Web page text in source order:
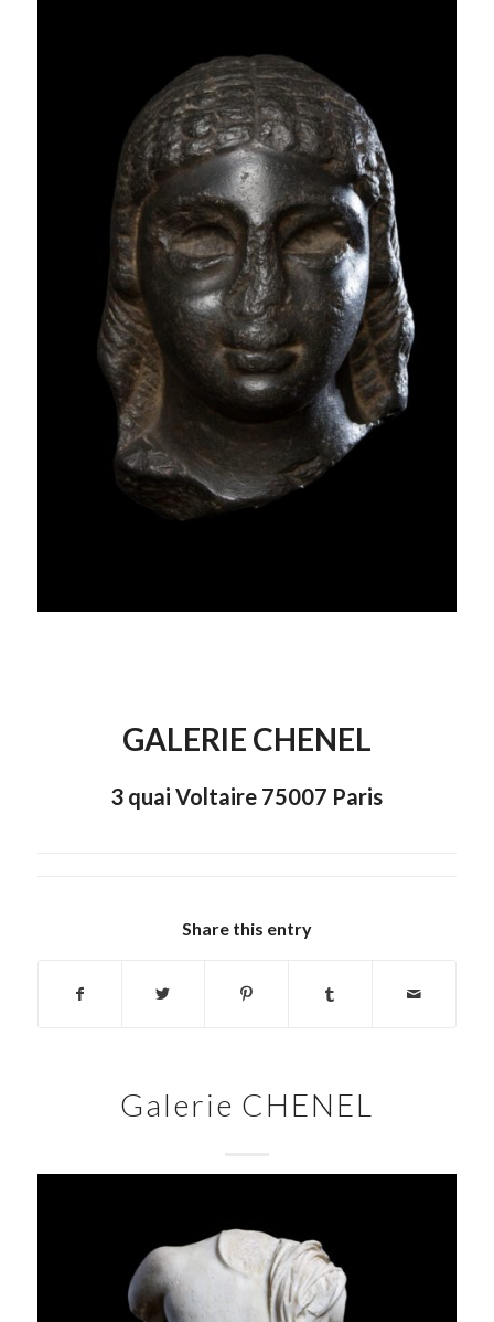
GALERIE CHENEL
3 quai Voltaire 75007 Paris
Share this entry
Galerie CHENEL